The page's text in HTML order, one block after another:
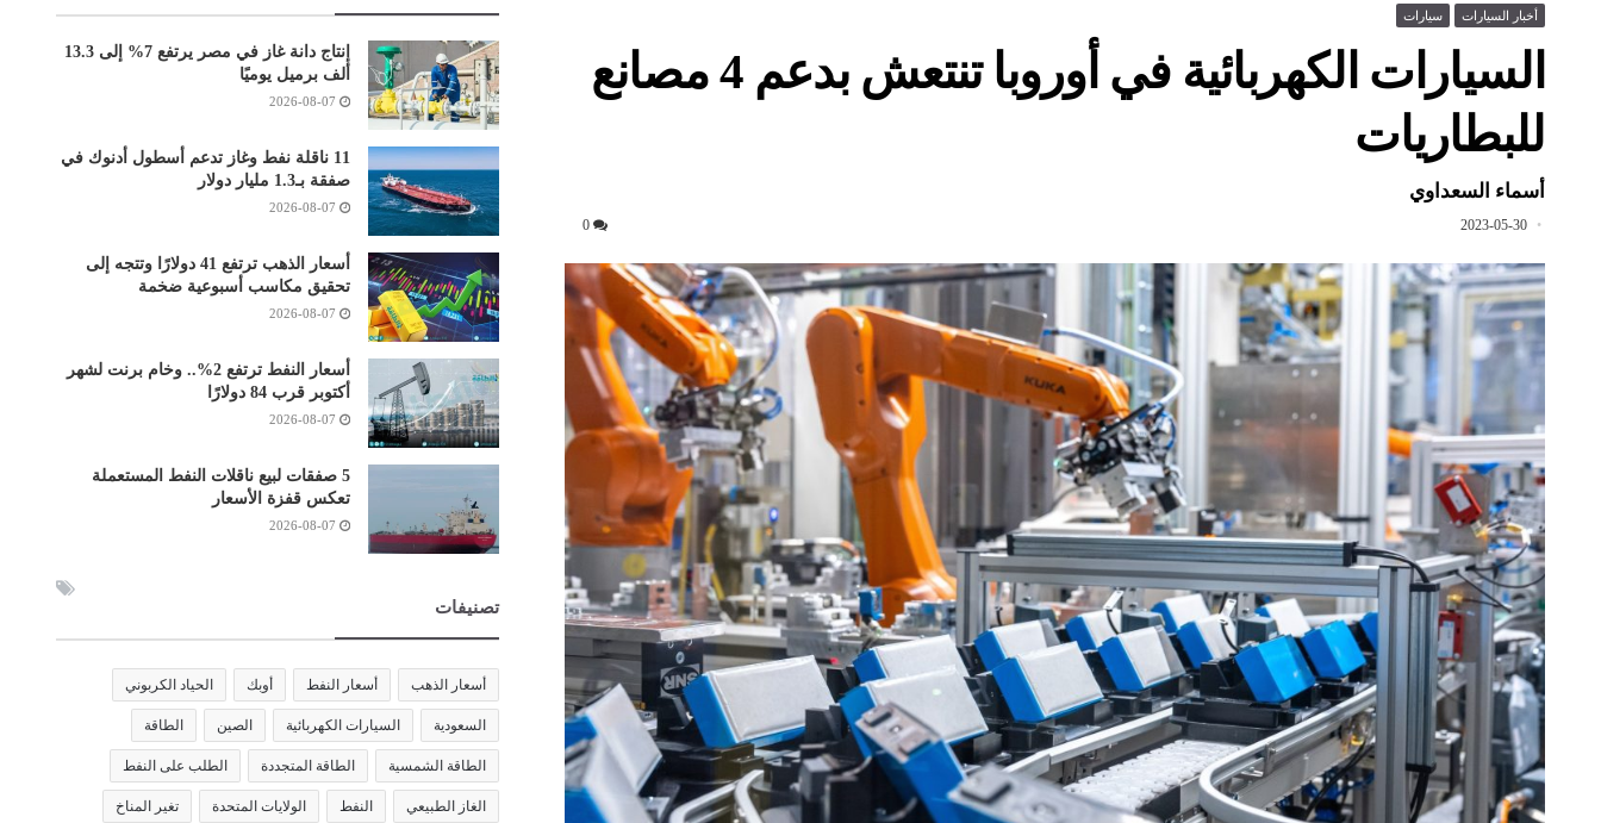
أخبار السيارات سيارات
السيارات الكهربائية في أوروبا تنتعش بدعم 4 مصانع
للبطاريات
أسماء السعداوي
2023-05-30
0
إنتاج دانة غاز في مصر يرتفع 7% إلى 13.3
ألف برميل يوميًا
2026-08-07
11 ناقلة نفط وغاز تدعم أسطول أدنوك في
صفقة بـ1.3 مليار دولار
2026-08-07
أسعار الذهب ترتفع 41 دولارًا وتتجه إلى
تحقيق مكاسب أسبوعية ضخمة
2026-08-07
أسعار النفط ترتفع 2%.. وخام برنت لشهر
أكتوبر قرب 84 دولارًا
2026-08-07
5 صفقات لبيع ناقلات النفط المستعملة
تعكس قفزة الأسعار
2026-08-07
تصنيفات
أسعار الذهب أسعار النفط أوبك الحياد الكربوني
السعودية السيارات الكهربائية الصين الطاقة
الطاقة الشمسية الطاقة المتجددة الطلب على النفط
الغاز الطبيعي النفط الولايات المتحدة تغير المناخ